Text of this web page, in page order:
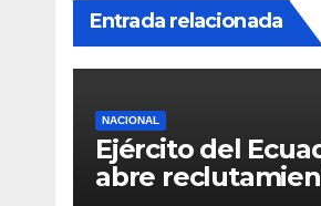
Entrada relacionada
NACIONAL
Ejército del
abre